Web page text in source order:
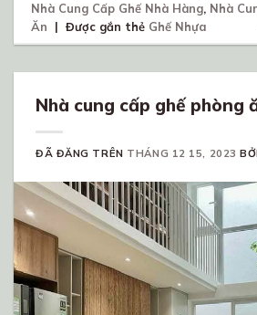
Nhà Cung Cấp Ghế Nhà Hàng, Nhà
Ăn
| Được gắn thẻ Ghế Nhựa
Nhà cung cấp ghế phòng
ĐÃ ĐĂNG TRÊN THÁNG 12 15, 2023